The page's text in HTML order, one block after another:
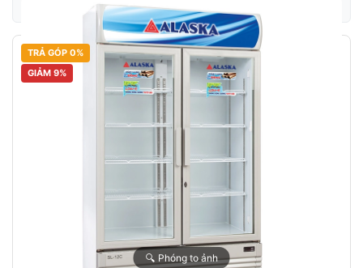
TRẢ GÓP 0%
GIẢM 9%
🔍 Phóng to ảnh
Alaska | Mã: Model: LC 1000C